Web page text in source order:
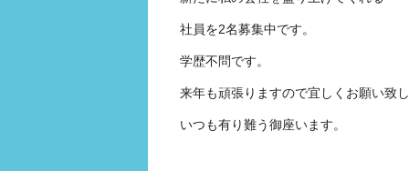
社員を2名募集中です。
学歴不問です。
来年も頑張りますので宜しくお願い致し
いつも有り難う御座います。